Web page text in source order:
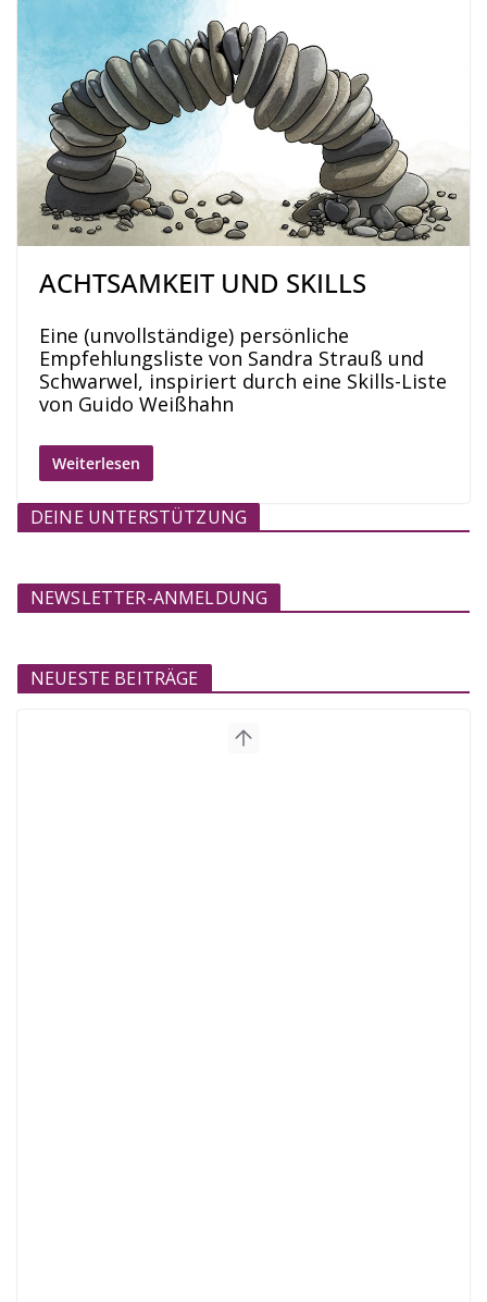
ACHTSAMKEIT UND SKILLS
Eine (unvollständige) persönliche
Empfehlungsliste von Sandra Strauß und
Schwarwel, inspiriert durch eine Skills-Liste
von Guido Weißhahn
Weiterlesen
DEINE UNTERSTÜTZUNG
NEWSLETTER-ANMELDUNG
NEUESTE BEITRÄGE